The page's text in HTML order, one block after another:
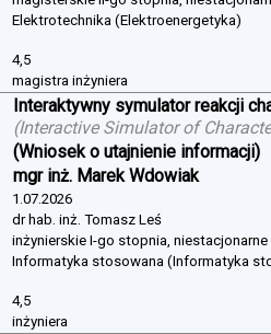
Elektrotechnika (Elektroenergetyka)
4,5
magistra inżyniera
Interaktywny symulator reakcji
(Interactive Simulator of
(Wniosek o utajnienie informacji)
mgr inż. Marek Wdowiak
1.07.2026
dr hab. inż. Tomasz Leś
inżynierskie I-go stopnia, niestacjonarne
Informatyka stosowana (Informatyka
4,5
inżyniera